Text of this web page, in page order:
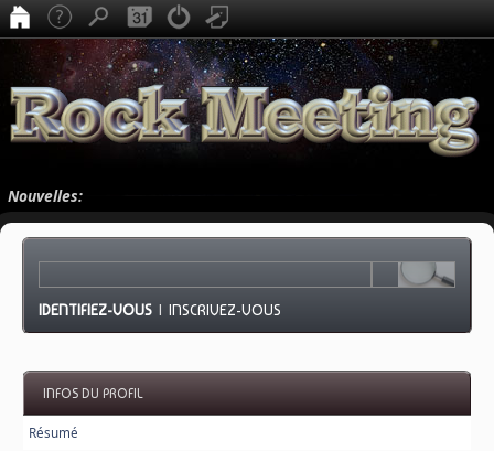
Nouvelles:
IDENTIFIEZ-VOUS |INSCRIVEZ-VOUS
INFOS DU PROFIL
Résumé